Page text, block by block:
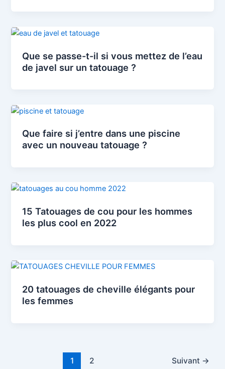
Que se passe-t-il si vous mettez de l’eau
de javel sur un tatouage ?
Que faire si j’entre dans une piscine
avec un nouveau tatouage ?
15 Tatouages ​​de cou pour les hommes
les plus cool en 2022
20 tatouages ​​de cheville élégants pour
les femmes
1 2 Suivant →